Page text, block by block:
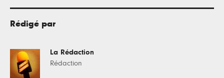
Rédigé par
La Rédaction
Rédaction